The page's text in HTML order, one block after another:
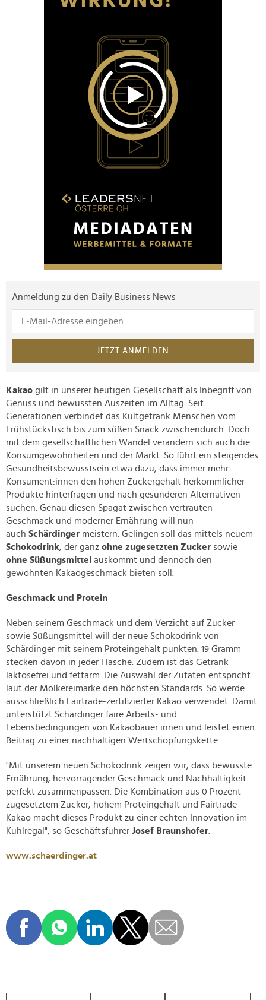
Anmeldung zu den Daily Business News
JETZT ANMELDEN
Kakao gilt in unserer heutigen Gesellschaft als Inbegriff von
Genuss und bewussten Auszeiten im Alltag. Seit
Generationen verbindet das Kultgetränk Menschen vom
Frühstückstisch bis zum süßen Snack zwischendurch. Doch
mit dem gesellschaftlichen Wandel verändern sich auch die
Konsumgewohnheiten und der Markt. So führt ein steigendes
Gesundheitsbewusstsein etwa dazu, dass immer mehr
Konsument:innen den hohen Zuckergehalt herkömmlicher
Produkte hinterfragen und nach gesünderen Alternativen
suchen. Genau diesen Spagat zwischen vertrauten
Geschmack und moderner Ernährung will nun
auch Schärdinger meistern. Gelingen soll das mittels neuem
Schokodrink, der ganz ohne zugesetzten Zucker sowie
ohne Süßungsmittel auskommt und dennoch den
gewohnten Kakaogeschmack bieten soll.
Geschmack und Protein
Neben seinem Geschmack und dem Verzicht auf Zucker
sowie Süßungsmittel will der neue Schokodrink von
Schärdinger mit seinem Proteingehalt punkten. 19 Gramm
stecken davon in jeder Flasche. Zudem ist das Getränk
laktosefrei und fettarm. Die Auswahl der Zutaten entspricht
laut der Molkereimarke den höchsten Standards. So werde
ausschließlich Fairtrade-zertifizierter Kakao verwendet. Damit
unterstützt Schärdinger faire Arbeits- und
Lebensbedingungen von Kakaobäuer:innen und leistet einen
Beitrag zu einer nachhaltigen Wertschöpfungskette.
"Mit unserem neuen Schokodrink zeigen wir, dass bewusste
Ernährung, hervorragender Geschmack und Nachhaltigkeit
perfekt zusammenpassen. Die Kombination aus 0 Prozent
zugesetztem Zucker, hohem Proteingehalt und Fairtrade-
Kakao macht dieses Produkt zu einer echten Innovation im
Kühlregal", so Geschäftsführer Josef Braunshofer
www.schaerdinger.at